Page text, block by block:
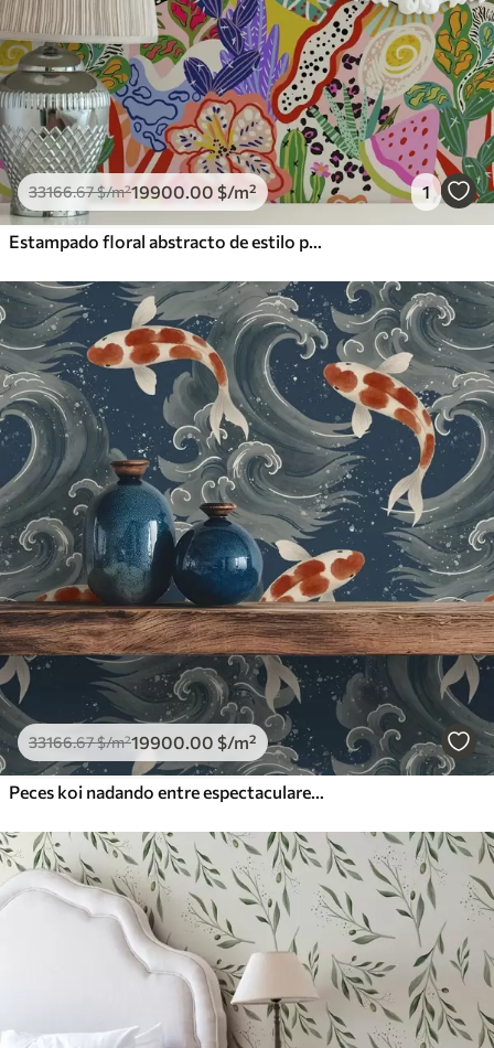
33166.67$/m²19900.00 $/m² 1
Estampado floral abstracto de estilo pop art
33166.67$/m²19900.00 $/m²
Peces koi nadando entre espectaculares olas oceánicas